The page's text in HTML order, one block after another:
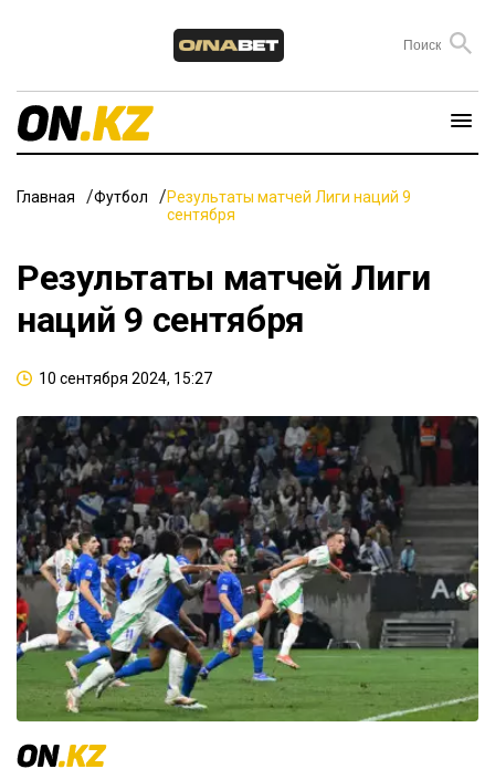
Главная Футбол
Результаты матчей Лиги наций 9
сентября
Результаты матчей Лиги
наций 9 сентября
10 сентября 2024, 15:27